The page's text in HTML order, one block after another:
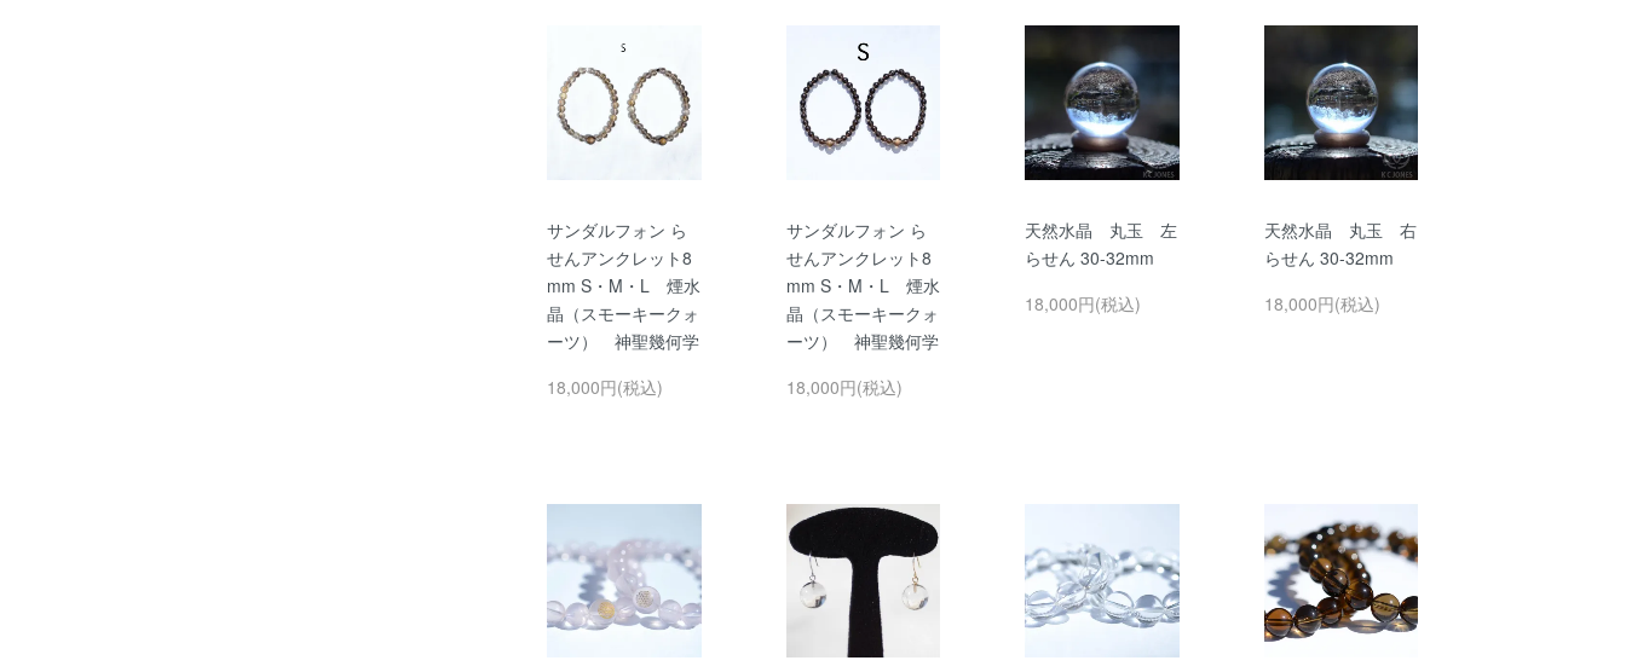
サンダルフォン ら
せんアンクレット8
mm S・M・L 煙水
晶（スモーキークォ
ーツ） 神聖幾何学
18,000円(税込)
サンダルフォン ら
せんアンクレット8
mm S・M・L 煙水
晶（スモーキークォ
ーツ） 神聖幾何学
18,000円(税込)
天然水晶 丸玉 左
らせん 30-32mm
18,000円(税込)
天然水晶 丸玉 右
らせん 30-32mm
18,000円(税込)